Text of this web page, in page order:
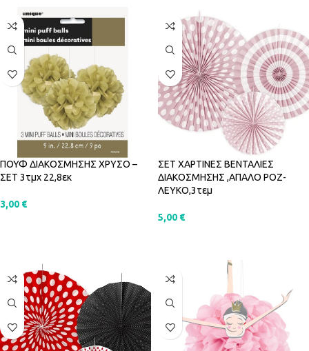
ΠΟΥΦ ΔΙΑΚΟΣΜΗΣΗΣ ΧΡΥΣΟ –
ΣΕΤ 3τμχ 22,8εκ
3,00 €
ΣΕΤ ΧΑΡΤΙΝΕΣ ΒΕΝΤΑΛΙΕΣ
ΔΙΑΚΟΣΜΗΣΗΣ ,ΑΠΑΛΟ ΡΟΖ-
ΛΕΥΚΟ,3τεμ
5,00 €